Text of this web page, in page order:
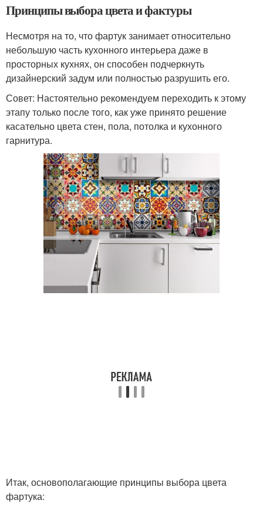
Принципы выбора цвета и фактуры
Несмотря на то, что фартук занимает относительно
небольшую часть кухонного интерьера даже в
просторных кухнях, он способен подчеркнуть
дизайнерский задум или полностью разрушить его.
Совет: Настоятельно рекомендуем переходить к этому
этапу только после того, как уже принято решение
касательно цвета стен, пола, потолка и кухонного
гарнитура.
Итак, основополагающие принципы выбора цвета
фартука: